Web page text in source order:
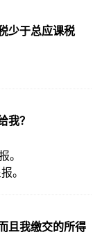
少于总应课税
我？
。
。
且我缴交的所得